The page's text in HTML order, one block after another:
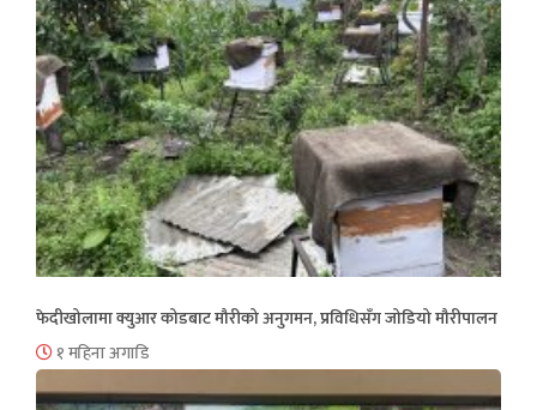
फेदीखोलामा क्युआर कोडबाट मौरीको अनुगमन, प्रविधिसँग जोडियो मौरीपालन
१ महिना अगाडि